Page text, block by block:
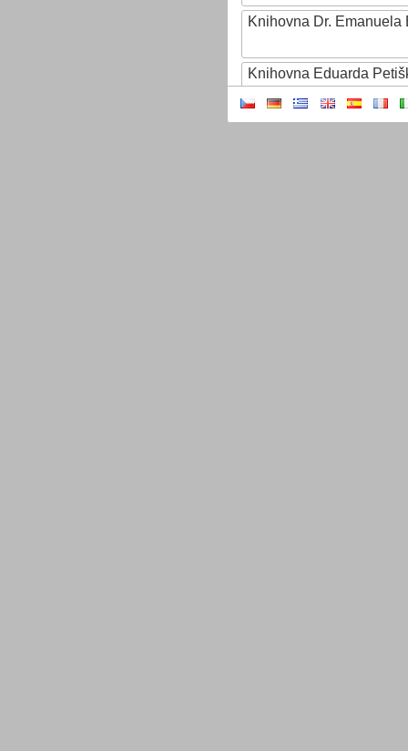
Knihovna Dr. Emanuela
Knihovna Eduarda
Knihovna Ignáta